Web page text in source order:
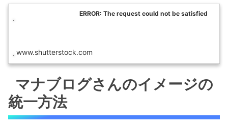
ERROR: The request could not be satisfied
www.shutterstock.com
マナブログさんのイメージの
統一方法